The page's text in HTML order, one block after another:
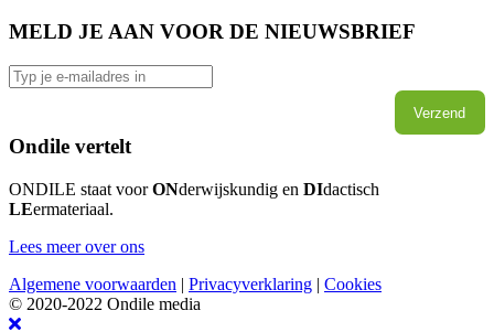
MELD JE AAN VOOR DE NIEUWSBRIEF
Verzend
Ondile vertelt
ONDILE staat voorONderwijskundig en DIdactisch
LEermateriaal.
Lees meer over ons
Algemene voorwaarden | Privacyverklaring | Cookies
© 2020-2022 Ondile media